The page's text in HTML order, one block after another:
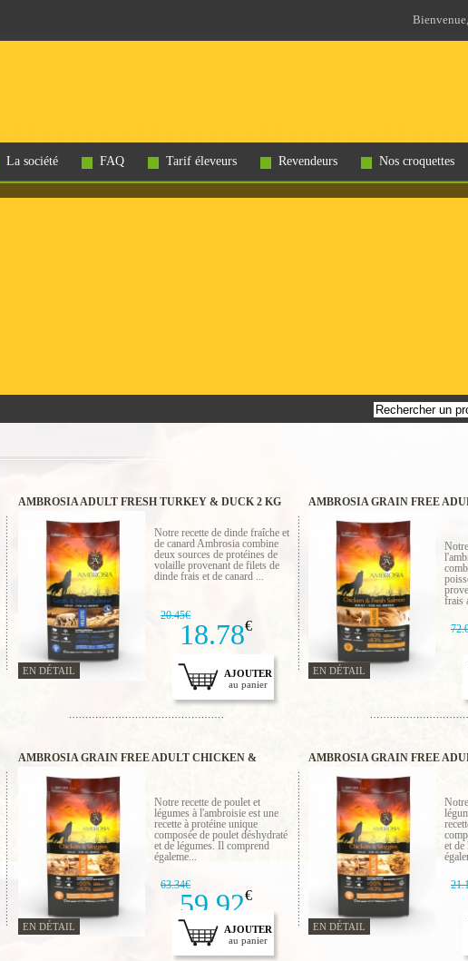
La société FAQ Tarif éleveurs Revendeurs Nos croquettes
AMBROSIA ADULT FRESH TURKEY & DUCK 2 KG
Notre recette de dinde fraîche et
de canard Ambrosia combine
deux sources de protéines de
volaille provenant de filets de
dinde frais et de canard ...
20.45€
18.78€
AJOUTER
au panier
EN DÉTAIL
AMBROSIA GRAIN FREE
frais
EN DÉTAIL
AMBROSIA GRAIN FREE ADULT CHICKEN &
Notre recette de poulet et
légumes à l'ambroisie est une
recette à protéine unique
composée de poulet déshydraté
et de légumes. Il comprend
égaleme...
63.34€
59.92€
AJOUTER
au panier
EN DÉTAIL
AMBROSIA GRAIN FREE
et de
EN DÉTAIL